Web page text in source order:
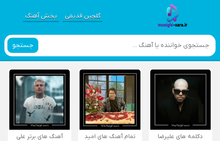
گلچین قدیمی پخش آهنگ
جستجو
دکلمه های علیرضا
تمام آهنگ های امید
آهنگ های برتر علی